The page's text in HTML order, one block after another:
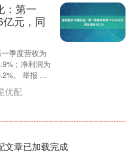
：第一
元，同
季度营收为
；净利润为
。 举报 第
里此....
优配
文章已加载完成